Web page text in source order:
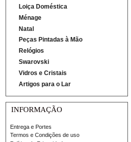
Loiça Doméstica
Ménage
Natal
Peças Pintadas à Mão
Relógios
Swarovski
Vidros e Cristais
Artigos para o Lar
INFORMAÇÃO
Entrega e Portes
Termos e Condições de uso